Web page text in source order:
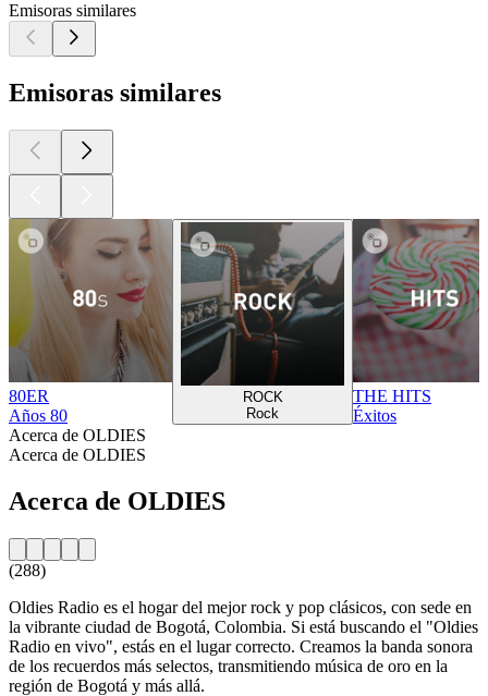
Emisoras similares
Emisoras similares
80ER
Años 80
ROCK
Rock
THE HITS
Éxitos
Acerca de OLDIES
Acerca de OLDIES
Acerca de OLDIES
(288)
Oldies Radio es el hogar del mejor rock y pop clásicos, con sede en
la vibrante ciudad de Bogotá, Colombia. Si está buscando el "Oldies
Radio en vivo", estás en el lugar correcto. Creamos la banda sonora
de los recuerdos más selectos, transmitiendo música de oro en la
región de Bogotá y más allá.